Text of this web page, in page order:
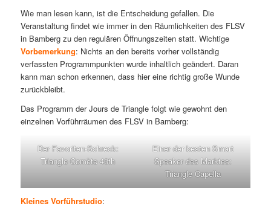
Wie man lesen kann, ist die Entscheidung gefallen. Die
Veranstaltung findet wie immer in den Räumlichkeiten des FLSV
in Bamberg zu den regulären Öffnungszeiten statt. Wichtige
Vorbemerkung: Nichts an den bereits vorher vollständig
verfassten Programmpunkten wurde inhaltlich geändert. Daran
kann man schon erkennen, dass hier eine richtig große Wunde
zurückbleibt.
Das Programm der Jours de Triangle folgt wie gewohnt den
einzelnen Vorführräumen des FLSV in Bamberg:
Der Favoriten-Schreck:
Triangle Comète 40th
Einer der besten Smart
Speaker des Marktes:
Triangle Capella
Kleines Vorführstudio: